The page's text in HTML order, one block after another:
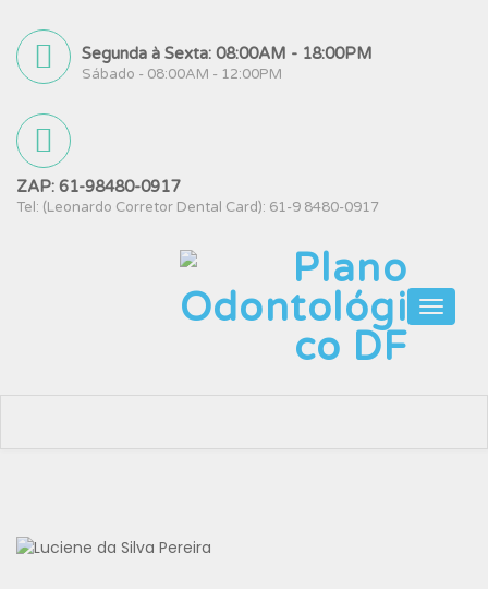
Segunda à Sexta: 08:00AM - 18:00PM
Sábado - 08:00AM - 12:00PM
ZAP: 61-98480-0917
Tel: (Leonardo Corretor Dental Card): 61-9 8480-0917